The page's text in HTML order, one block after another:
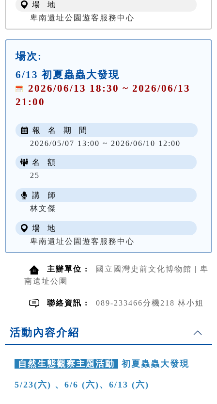
場 地
卑南遺址公園遊客服務中心
場次:
6/13 初夏蟲蟲大發現
2026/06/13 18:30 ~ 2026/06/13
21:00
報 名 期 間
2026/05/07 13:00 ~ 2026/06/10 12:00
名 額
25
講 師
林文傑
場 地
卑南遺址公園遊客服務中心
主辦單位 :
國立國灣史前文化博物館 | 卑
南遺址公園
聯絡資訊 : 089-233466分機218 林小姐
活動內容介紹
自然生態觀察主題活動 初夏蟲蟲大發現
5/23(六) 、6/6 (六)、6/13 (六)